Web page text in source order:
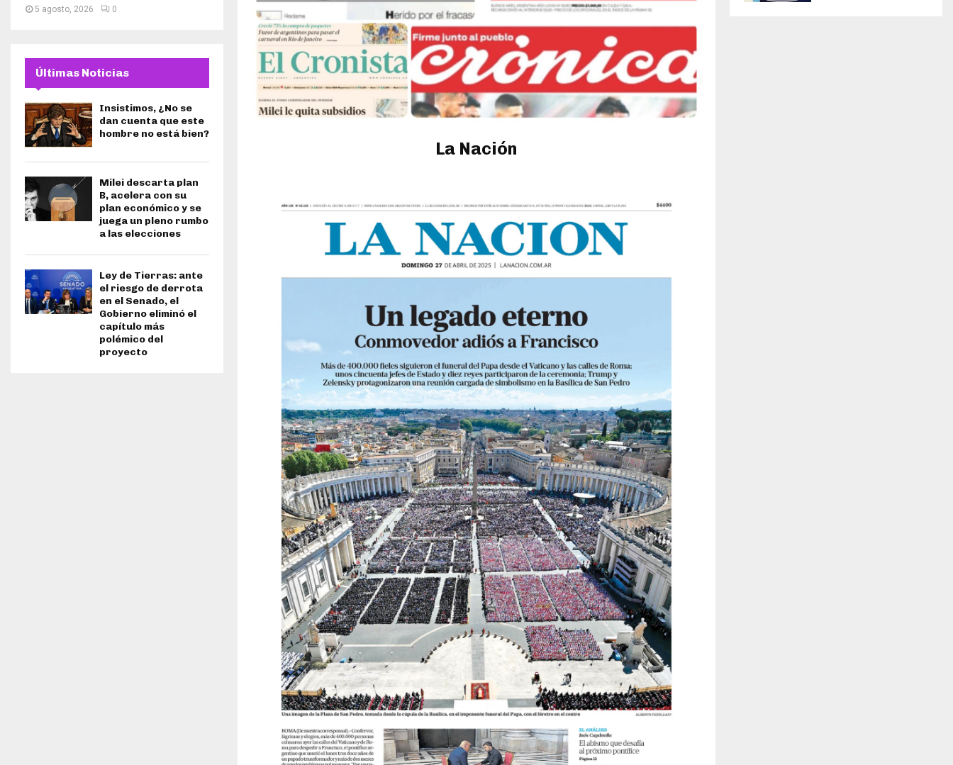
La Nación
5 agosto, 2026 0
Últimas Noticias
Insistimos, ¿No se
dan cuenta que este
hombre no está bien?
Milei descarta plan
B, acelera con su
plan económico y se
juega un pleno rumbo
a las elecciones
Ley de Tierras: ante
el riesgo de derrota
en el Senado, el
Gobierno eliminó el
capítulo más
polémico del
proyecto